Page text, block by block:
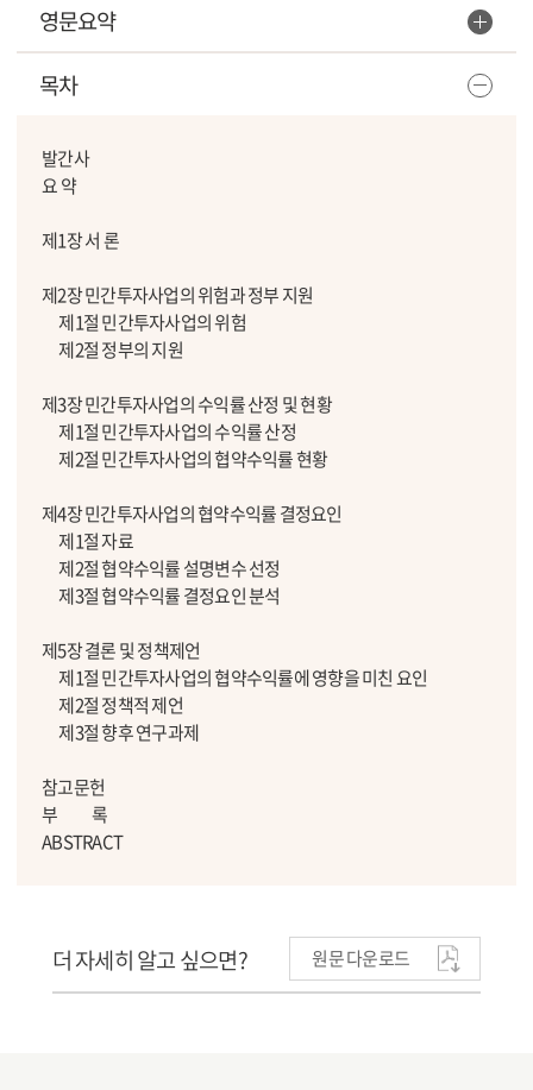
영문요약
목차
발간사
요 약
제1장 서 론
제2장 민간투자사업의 위험과 정부 지원
제1절 민간투자사업의 위험
제2절 정부의 지원
제3장 민간투자사업의 수익률 산정 및 현황
제1절 민간투자사업의 수익률 산정
제2절 민간투자사업의 협약수익률 현황
제4장 민간투자사업의 협약수익률 결정요인
제1절 자료
제2절 협약수익률 설명변수 선정
제3절 협약수익률 결정요인 분석
제5장 결론 및 정책제언
제1절 민간투자사업의 협약수익률에 영향을 미친 요인
제2절 정책적 제언
제3절 향후 연구과제
참고문헌
부 록
ABSTRACT
더 자세히 알고 싶으면? 원문 다운로드